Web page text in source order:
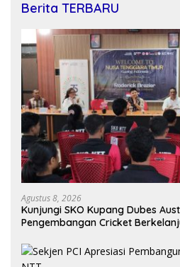
Berita TERBARU
Agustus 8, 2026
Kunjungi SKO Kupang Dubes
Pengembangan Cricket